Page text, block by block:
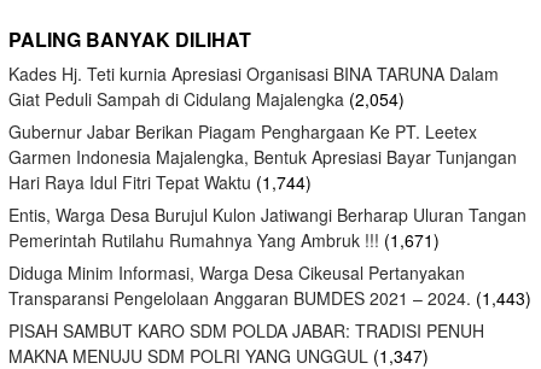
PALING BANYAK DILIHAT
Kades Hj. Teti kurnia Apresiasi Organisasi BINA TARUNA Dalam
Giat Peduli Sampah di Cidulang Majalengka (2,054)
Gubernur Jabar Berikan Piagam Penghargaan Ke PT. Leetex
Garmen Indonesia Majalengka, Bentuk Apresiasi Bayar Tunjangan
Hari Raya Idul Fitri Tepat Waktu (1,744)
Entis, Warga Desa Burujul Kulon Jatiwangi Berharap Uluran Tangan
Pemerintah Rutilahu Rumahnya Yang Ambruk !!! (1,671)
Diduga Minim Informasi, Warga Desa Cikeusal Pertanyakan
Transparansi Pengelolaan Anggaran BUMDES 2021 – 2024. (1,443)
PISAH SAMBUT KARO SDM POLDA JABAR: TRADISI PENUH
MAKNA MENUJU SDM POLRI YANG UNGGUL (1,347)